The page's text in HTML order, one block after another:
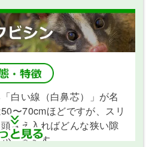
白い線（白鼻芯）」が名
〜70cmほどですが、スリ
さえ入ればどんな狭い隙
できます。